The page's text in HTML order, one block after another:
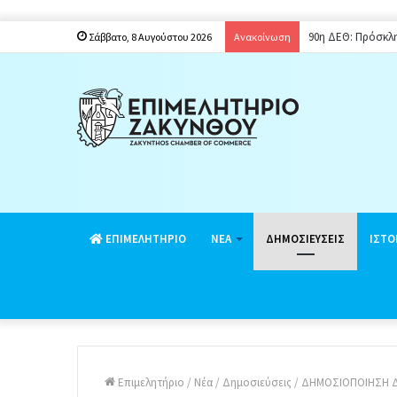
Σάββατο, 8 Αυγούστου 2026 Ανακοίνωση Παράταση
EΠΙΜΕΛΗΤΗΡΙΟ ΝΕΑ ΔΗΜΟΣΙΕΥΣΕΙΣ
Επιμελητήριο / Νέα / Δημοσιεύσεις / ΔΗΜΟΣΙΟΠΟΙΗΣΗ